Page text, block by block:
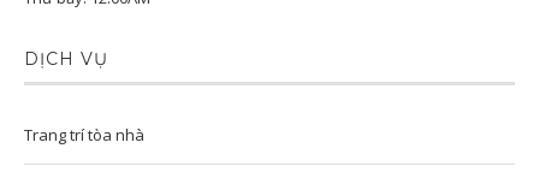
DỊCH VỤ
Trang trí tòa nhà